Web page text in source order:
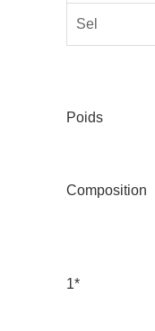
Sel
Poids
Composition
1*